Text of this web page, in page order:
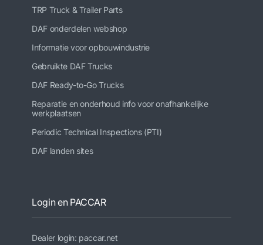
TRP Truck & Trailer Parts
DAF onderdelen webshop
Informatie voor opbouwindustrie
Gebruikte DAF Trucks
DAF Ready-to-Go Trucks
Reparatie en onderhoud info voor onafhankelijke
werkplaatsen
Periodic Technical Inspections (PTI)
DAF landen sites
Login en PACCAR
Dealer login: paccar.net